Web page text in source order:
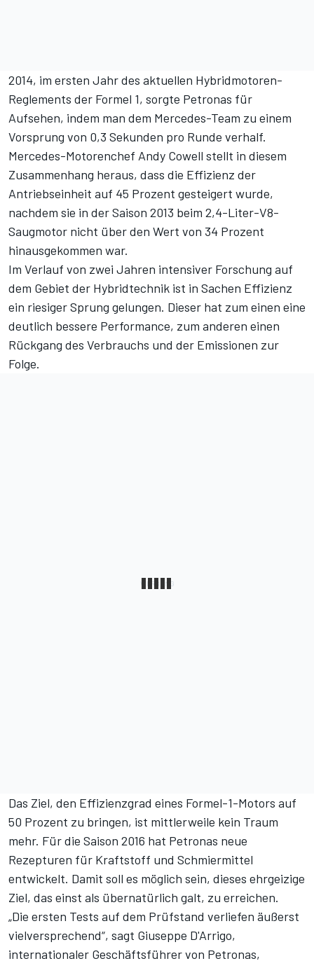
2014, im ersten Jahr des aktuellen Hybridmotoren-
Reglements der Formel 1, sorgte Petronas für
Aufsehen, indem man dem Mercedes-Team zu einem
Vorsprung von 0,3 Sekunden pro Runde verhalf.
Mercedes-Motorenchef Andy Cowell stellt in diesem
Zusammenhang heraus, dass die Effizienz der
Antriebseinheit auf 45 Prozent gesteigert wurde,
nachdem sie in der Saison 2013 beim 2,4-Liter-V8-
Saugmotor nicht über den Wert von 34 Prozent
hinausgekommen war.
Im Verlauf von zwei Jahren intensiver Forschung auf
dem Gebiet der Hybridtechnik ist in Sachen Effizienz
ein riesiger Sprung gelungen. Dieser hat zum einen eine
deutlich bessere Performance, zum anderen einen
Rückgang des Verbrauchs und der Emissionen zur
Folge.
Das Ziel, den Effizienzgrad eines Formel-1-Motors auf
50 Prozent zu bringen, ist mittlerweile kein Traum
mehr. Für die Saison 2016 hat Petronas neue
Rezepturen für Kraftstoff und Schmiermittel
entwickelt. Damit soll es möglich sein, dieses ehrgeizige
Ziel, das einst als übernatürlich galt, zu erreichen.
„Die ersten Tests auf dem Prüfstand verliefen äußerst
vielversprechend“, sagt Giuseppe D'Arrigo,
internationaler Geschäftsführer von Petronas,